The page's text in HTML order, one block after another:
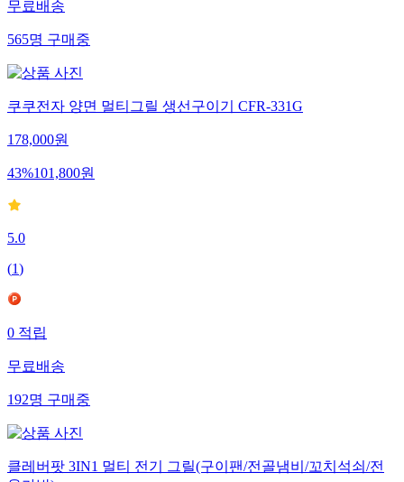
무료배송
565명구매중
쿠쿠전자 양면 멀티그릴 생선구이기 CFR-331G
178,000원
43%101,800원
5.0
(1)
0적립
무료배송
192명구매중
클레버팟 3IN1 멀티 전기 그릴(구이팬/전골냄비/꼬치석쇠/전